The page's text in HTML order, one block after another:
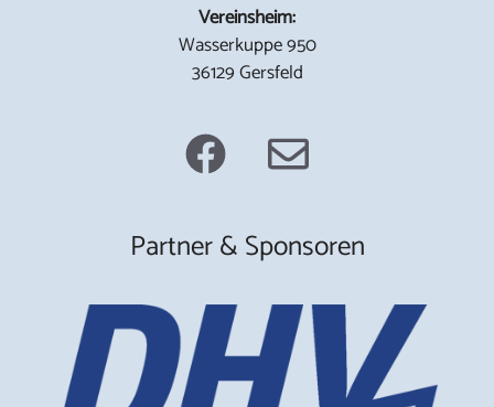
Vereinsheim:
Wasserkuppe 950
36129 Gersfeld
Partner & Sponsoren